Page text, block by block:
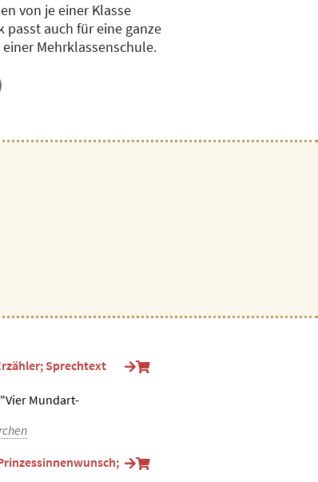
von je einer Klasse
auch für eine ganze
Mehrklassenschule.
Sprechtext
Mundart-